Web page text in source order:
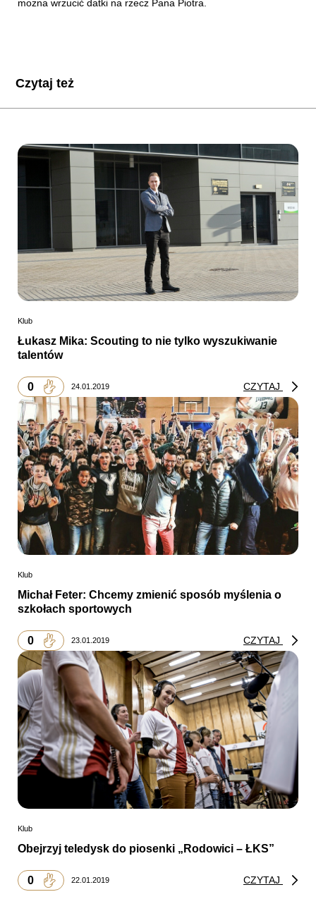
można wrzucić datki na rzecz Pana Piotra.
Czytaj też
Klub
Łukasz Mika: Scouting to nie tylko wyszukiwanie
talentów
0 24.01.2019 CZYTAJ
Klub
Michał Feter: Chcemy zmienić sposób myślenia o
szkołach sportowych
0 23.01.2019 CZYTAJ
Klub
Obejrzyj teledysk do piosenki „Rodowici – ŁKS”
0 22.01.2019 CZYTAJ